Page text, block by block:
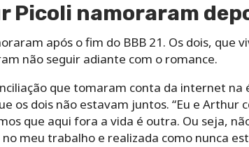
Picoli namoraram
após o fim do BBB 21. Os dois, que
não seguir adiante com o romance.
que tomaram conta da internet na
os dois não estavam juntos. “Eu e Arthur
que aqui fora a vida é outra. Ou seja,
meu trabalho e realizada como nunca